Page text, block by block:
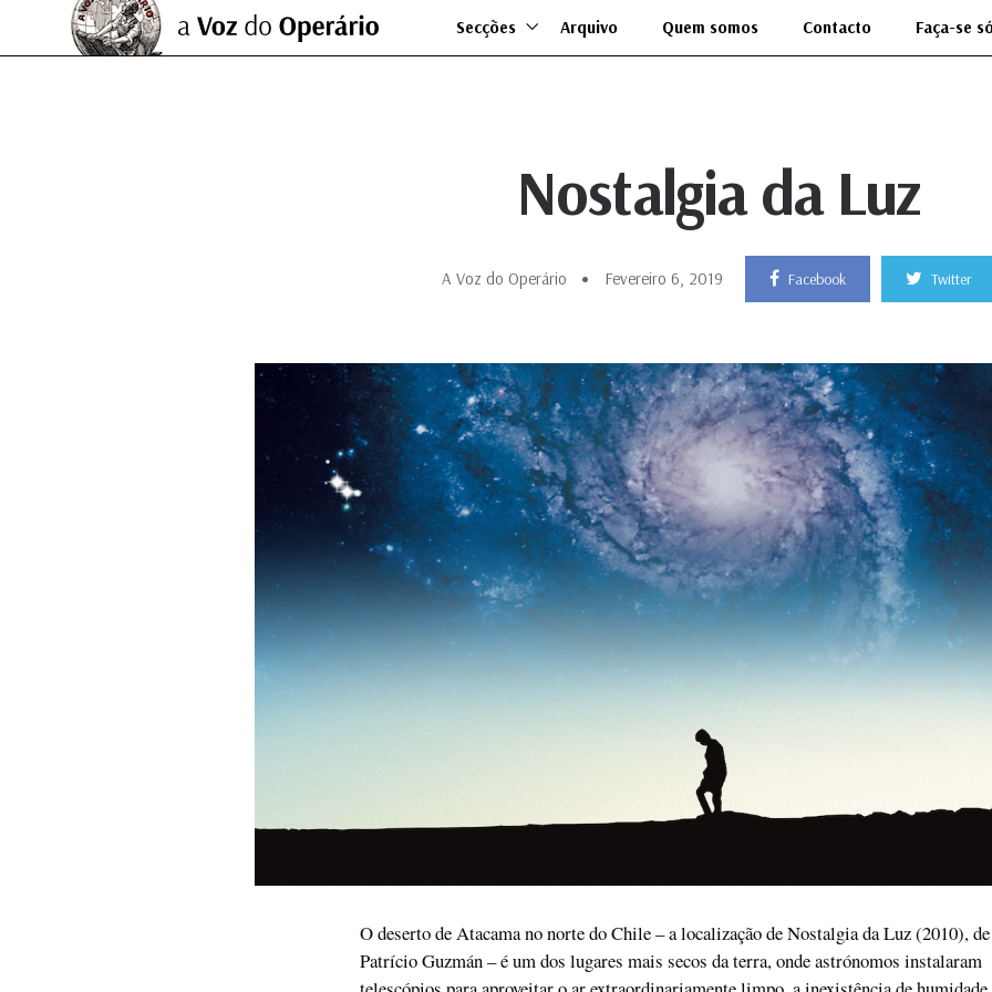
Secções Arquivo Quem somos Contacto Faça-se
Nostalgia da Luz
A Voz do Operário Fevereiro 6, 2019 Facebook Twitter
O deserto de Atacama no norte do Chile – a localização de Nostalgia da Luz (2010), de
Patrício Guzmán – é um dos lugares mais secos da terra, onde astrónomos instalaram